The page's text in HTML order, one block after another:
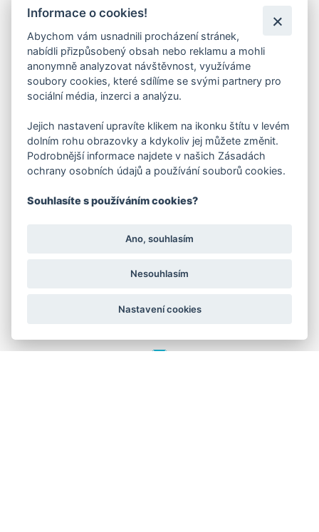
Ochrana osobních údajů
Zásady použití cookies
O NÁS
Kariéra
Kontakty
FAKTURAČNÍ ADRESA
Družstevní 1394/12
DIČ: CZ28404009
Informace o cookies!
Abychom vám usnadnili procházení stránek,
nabídli přizpůsobený obsah nebo reklamu a mohli
anonymně analyzovat návštěvnost, využíváme
soubory cookies, které sdílíme se svými partnery pro
sociální média, inzerci a analýzu.
Jejich nastavení upravíte klikem na ikonku štítu v levém
dolním rohu obrazovky a kdykoliv jej můžete změnit.
Podrobnější informace najdete v našich Zásadách
ochrany osobních údajů a používání souborů cookies.
Souhlasíte s používáním cookies?
Ano, souhlasím
Nesouhlasím
Nastavení cookies